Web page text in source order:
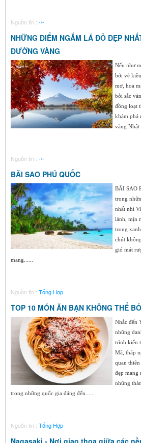
Nguồn tin : -/-
NHỮNG ĐIỂM NGẮM LÁ ĐỎ ĐẸP
ĐƯỜNG VÀNG
Nếu như
bởi vẻ
mơ, hoa
bởi sắc
đồng loạt
khám phá
vàng Nhật
Nguồn tin : -/-
BÃI SAO PHÚ QUỐC
BÃI SAO
trong
nhất nhì
lánh, mịn
trong
chút
gió mát
mang......
Nguồn tin : Tổng Hợp
TOP 10 MÓN ĂN BẠN KHÔNG THỂ
Nhắc đến
những
trình kiến
Mã, tháp
quan
đẹp mang
những
trong những quốc gia đáng đến......
Nguồn tin : Tổng Hợp
Nagasaki - Nơi giao thoa giữa các